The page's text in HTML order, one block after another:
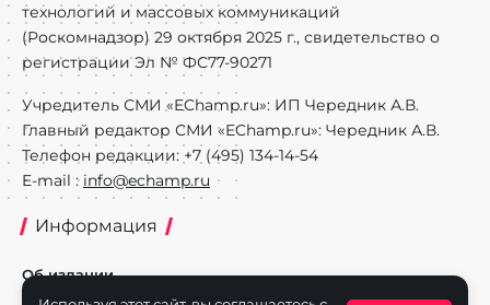
технологий и массовых коммуникаций
(Роскомнадзор) 29 октября 2025 г., свидетельство о
регистрации Эл № ФС77-90271
Учредитель СМИ «EChamp.ru»: ИП Чередник А.В.
Главный редактор СМИ «EChamp.ru»: Чередник А.В.
Телефон редакции: +7 (495) 134-14-54
E-mail : info@echamp.ru
Информация
Об издании